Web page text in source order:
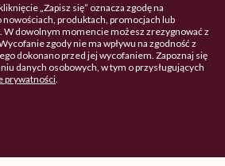
„Zapisz się” oznacza zgodę na
produktach, promocjach lub
W dowolnym momencie możesz zrezygnować z
zgody nie ma wpływu na zgodność z
dokonano przed jej wycofaniem. Zapoznaj się
danych osobowych, w tym o przysługujących
prywatności